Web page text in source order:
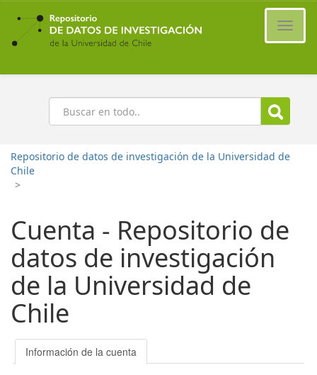
Ir
contenido
principal
Buscar
Repositorio de datos de investigación de la Universidad de
Chile
>
Cuenta - Repositorio de
datos de investigación
de la Universidad de
Chile
Información de la cuenta